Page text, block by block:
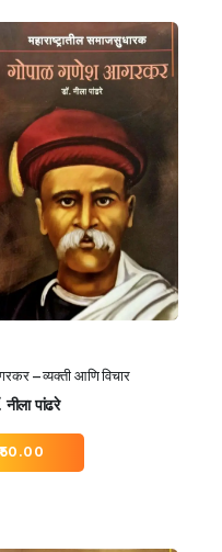
– व्यक्ती आणि विचार
नीला पांढरे
50.00